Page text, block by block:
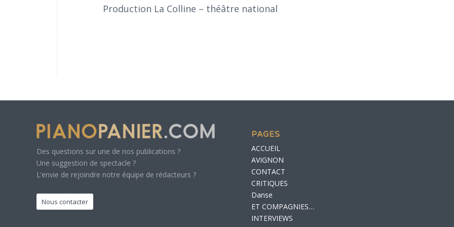
Production La Colline – théâtre national
Des questions sur une de nos publications ?
Une suggestion de spectacle ?
L’envie de rejoindre notre équipe de rédacteurs ?
Nous contacter
PAGES
ACCUEIL
AVIGNON
CONTACT
CRITIQUES
Danse
ET COMPAGNIES…
INTERVIEWS